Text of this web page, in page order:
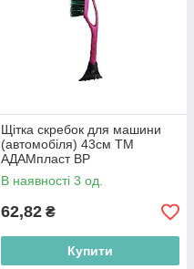
Щітка скребок для машини
(автомобіля) 43см ТМ
АДАМпласт BP
В наявності 3 од.
62,82 ₴
Купити